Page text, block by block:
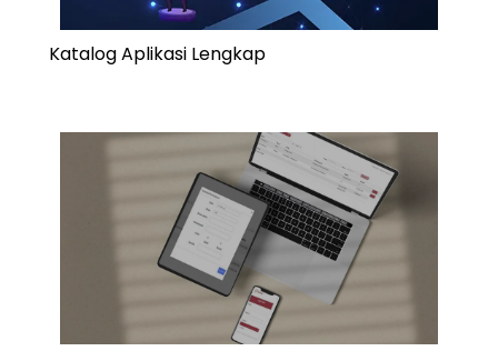
Katalog Aplikasi Lengkap